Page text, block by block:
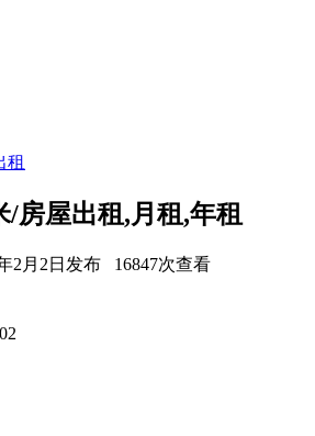
租
/房屋出租,月租,年租
2月2日发布 16847次查看